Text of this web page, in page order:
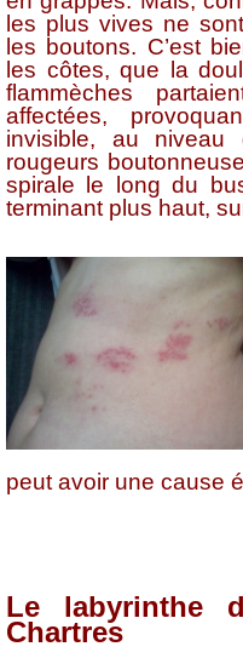
les plus vives ne
les boutons. C’est
les côtes, que la
flammèches
affectées,
invisible, au
rougeurs
spirale le long du
terminant plus haut,
peut avoir une cause
Le labyrinthe
Chartres